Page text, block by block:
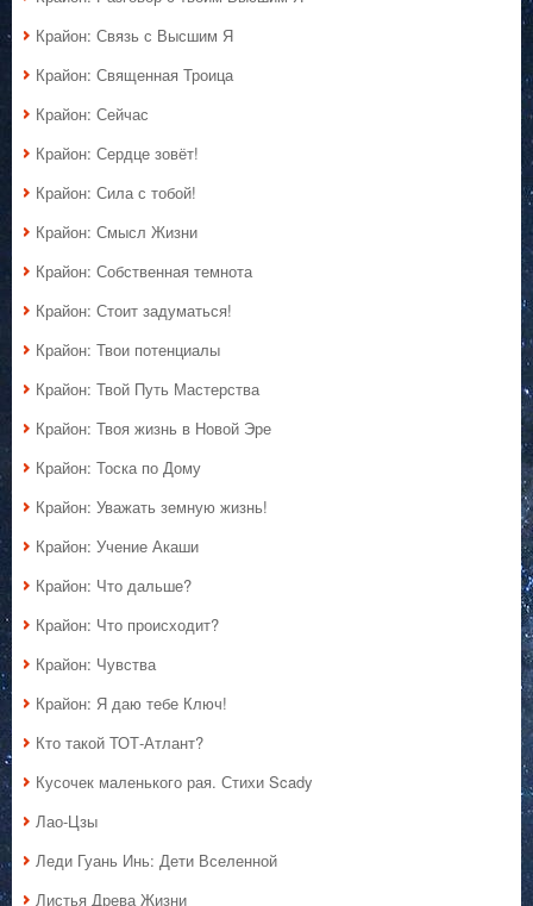
Крайон: Связь с Высшим Я
Крайон: Священная Троица
Крайон: Сейчас
Крайон: Сердце зовёт!
Крайон: Сила с тобой!
Крайон: Смысл Жизни
Крайон: Собственная темнота
Крайон: Стоит задуматься!
Крайон: Твои потенциалы
Крайон: Твой Путь Мастерства
Крайон: Твоя жизнь в Новой Эре
Крайон: Тоска по Дому
Крайон: Уважать земную жизнь!
Крайон: Учение Акаши
Крайон: Что дальше?
Крайон: Что происходит?
Крайон: Чувства
Крайон: Я даю тебе Ключ!
Кто такой ТОТ-Атлант?
Кусочек маленького рая. Стихи Scady
Лао-Цзы
Леди Гуань Инь: Дети Вселенной
Листья Древа Жизни